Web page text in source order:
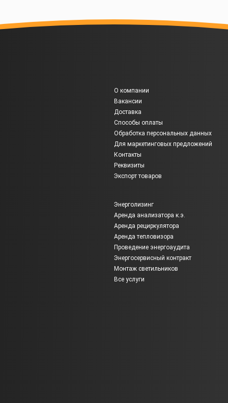
О компании
Вакансии
Доставка
Способы оплаты
Обработка персональных данных
Для маркетинговых предложений
Контакты
Реквизиты
Экспорт товаров
Энерголизинг
Аренда анализатора к.э.
Аренда рециркулятора
Аренда тепловизора
Проведение энергоаудита
Энергосервисный контракт
Монтаж светильников
Все услуги